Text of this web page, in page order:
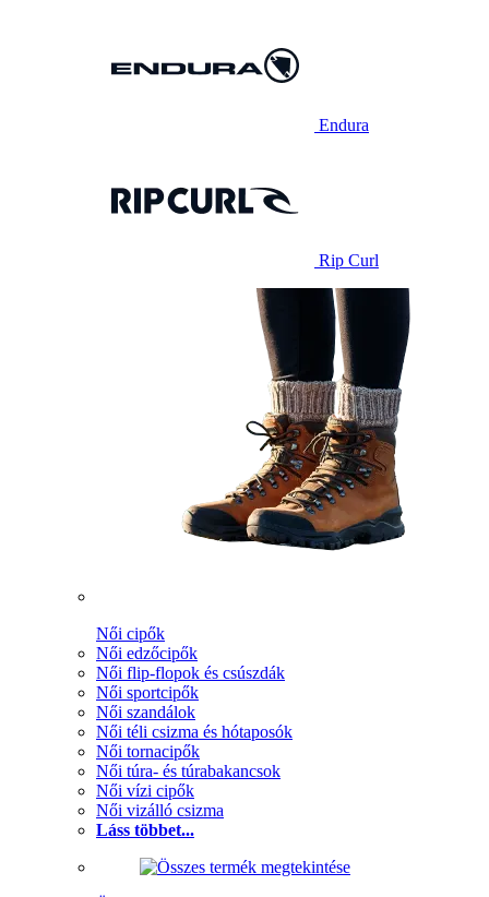
Endura
Rip Curl
Női cipők
Női edzőcipők
Női flip-flopok és csúszdák
Női sportcipők
Női szandálok
Női téli csizma és hótaposók
Női tornacipők
Női túra- és túrabakancsok
Női vízi cipők
Női vizálló csizma
Láss többet...